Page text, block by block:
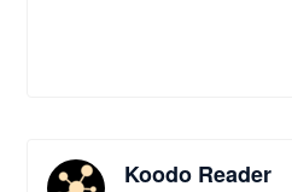
Koodo Reader